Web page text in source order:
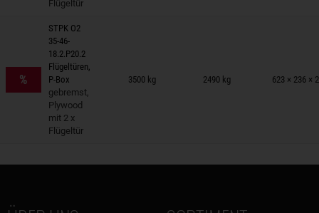
Flügeltür
%
STPK O2
35-46-
18.2.P20.2
Flügeltüren,
P-Box
gebremst,
Plywood
mit 2 x
Flügeltür
3500 kg 2490 kg 623 × 236 ×
auf Merkzettel